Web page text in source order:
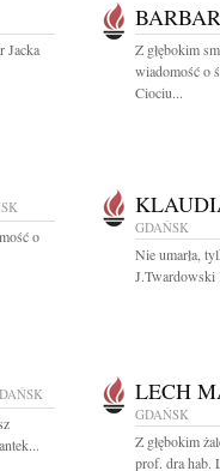
Jacka
Z głębokim
wiadomość o
Ciociu...
o
GDAŃSK
Nie umarła,
J.Twardowski
LECH
GDAŃSK
Z głębokim
prof. dra hab.